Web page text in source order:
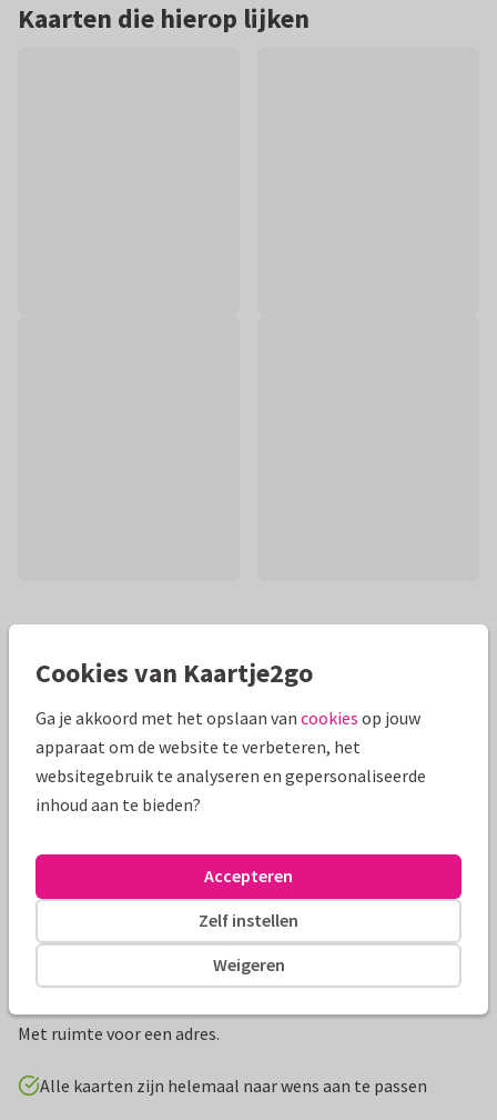
Kaarten die hierop lijken
Productinformatie
Stijlvolle verhuiskaart met een goudlook New Home, een
Met ruimte voor een adres.
Alle kaarten zijn helemaal naar wens aan te passen
Cookies van Kaartje2go
Ga je akkoord met het opslaan van cookies op jouw
apparaat om de website te verbeteren, het
websitegebruik te analyseren en gepersonaliseerde
inhoud aan te bieden?
Weigeren
Zelf instellen
Accepteren